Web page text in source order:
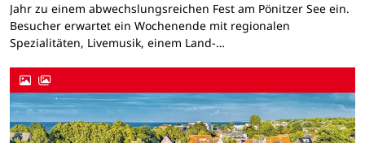
Jahr zu einem abwechslungsreichen Fest am Pönitzer See ein.
Besucher erwartet ein Wochenende mit regionalen
Spezialitäten, Livemusik, einem Land-…